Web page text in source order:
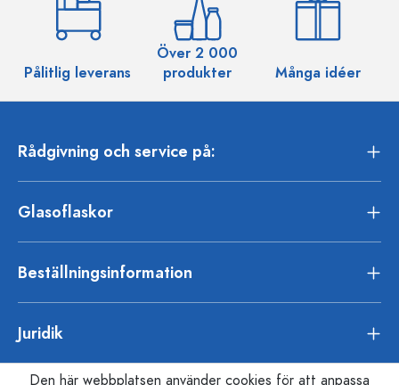
Pålitlig leverans
Över 2 000
produkter
Många idéer
Rådgivning och service på:
Glasoflaskor
Beställningsinformation
Juridik
Den här webbplatsen använder cookies för att anpassa